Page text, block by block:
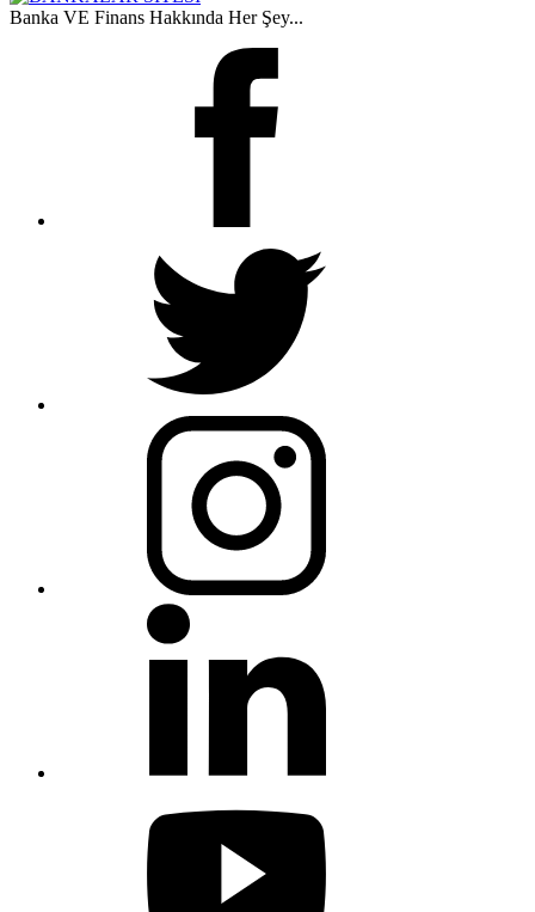
Banka VE Finans Hakkında Her Şey...